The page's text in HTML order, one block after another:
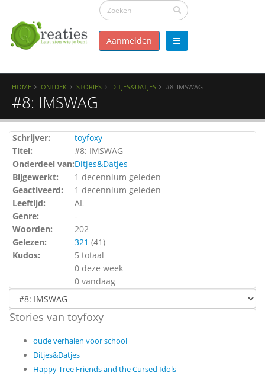
Aanmelden
HOME ONTDEK STORIES DITJES&DATJES #8: IMSWAG
#8: IMSWAG
Schrijver:
toyfoxy
Titel:
#8: IMSWAG
Onderdeel van:Ditjes&Datjes
Bijgewerkt:
1 decennium geleden
Geactiveerd:
1 decennium geleden
Leeftijd:
AL
Genre:
-
Woorden:
202
Gelezen:
321 (41)
Kudos:
5 totaal
0 deze week
0 vandaag
Stories van toyfoxy
oude verhalen voor school
Ditjes&Datjes
Happy Tree Friends and the Cursed Idols